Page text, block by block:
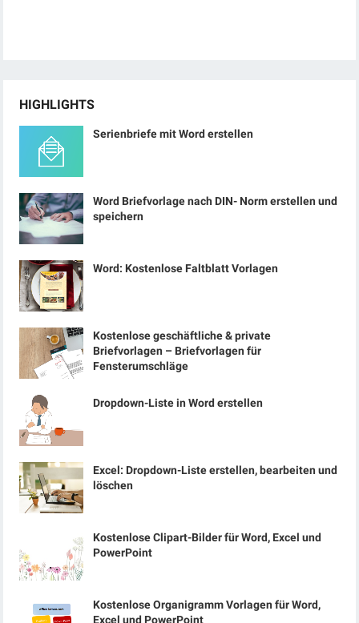
HIGHLIGHTS
Serienbriefe mit Word erstellen
Word Briefvorlage nach DIN- Norm erstellen und
speichern
Word: Kostenlose Faltblatt Vorlagen
Kostenlose geschäftliche & private
Briefvorlagen – Briefvorlagen für
Fensterumschläge
Dropdown-Liste in Word erstellen
Excel: Dropdown-Liste erstellen, bearbeiten und
löschen
Kostenlose Clipart-Bilder für Word, Excel und
PowerPoint
Kostenlose Organigramm Vorlagen für Word,
Excel und PowerPoint